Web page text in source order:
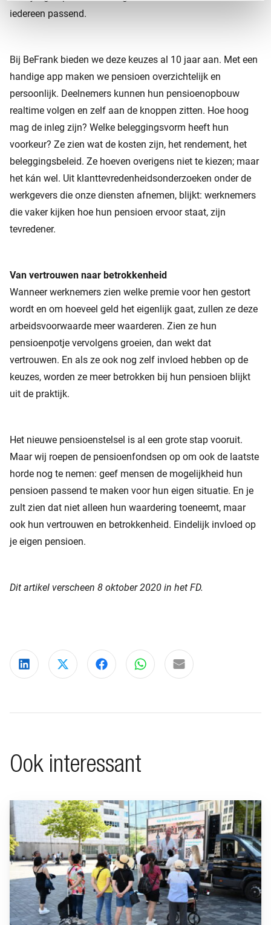
iedereen passend.
Bij BeFrank bieden we deze keuzes al 10 jaar aan. Met een
handige app maken we pensioen overzichtelijk en
persoonlijk. Deelnemers kunnen hun pensioenopbouw
realtime volgen en zelf aan de knoppen zitten. Hoe hoog
mag de inleg zijn? Welke beleggingsvorm heeft hun
voorkeur? Ze zien wat de kosten zijn, het rendement, het
beleggingsbeleid. Ze hoeven overigens niet te kiezen; maar
het kán wel. Uit klanttevredenheidsonderzoeken onder de
werkgevers die onze diensten afnemen, blijkt: werknemers
die vaker kijken hoe hun pensioen ervoor staat, zijn
tevredener.
Van vertrouwen naar betrokkenheid
Wanneer werknemers zien welke premie voor hen gestort
wordt en om hoeveel geld het eigenlijk gaat, zullen ze deze
arbeidsvoorwaarde meer waarderen. Zien ze hun
pensioenpotje vervolgens groeien, dan wekt dat
vertrouwen. En als ze ook nog zelf invloed hebben op de
keuzes, worden ze meer betrokken bij hun pensioen blijkt
uit de praktijk.
Het nieuwe pensioenstelsel is al een grote stap vooruit.
Maar wij roepen de pensioenfondsen op om ook de laatste
horde nog te nemen: geef mensen de mogelijkheid hun
pensioen passend te maken voor hun eigen situatie. En je
zult zien dat niet alleen hun waardering toeneemt, maar
ook hun vertrouwen en betrokkenheid. Eindelijk invloed op
je eigen pensioen.
Dit artikel verscheen 8 oktober 2020 in het FD.
Deel via LinkedIn
Deel via XDeel via Facebook
Deel via WhatsApp
Delen via e-mail
Ook interessant
Ga naar “BeFrank viert 15-jarig jubileum met opvallende